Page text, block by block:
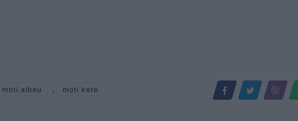
moti albeu ,
moti kete